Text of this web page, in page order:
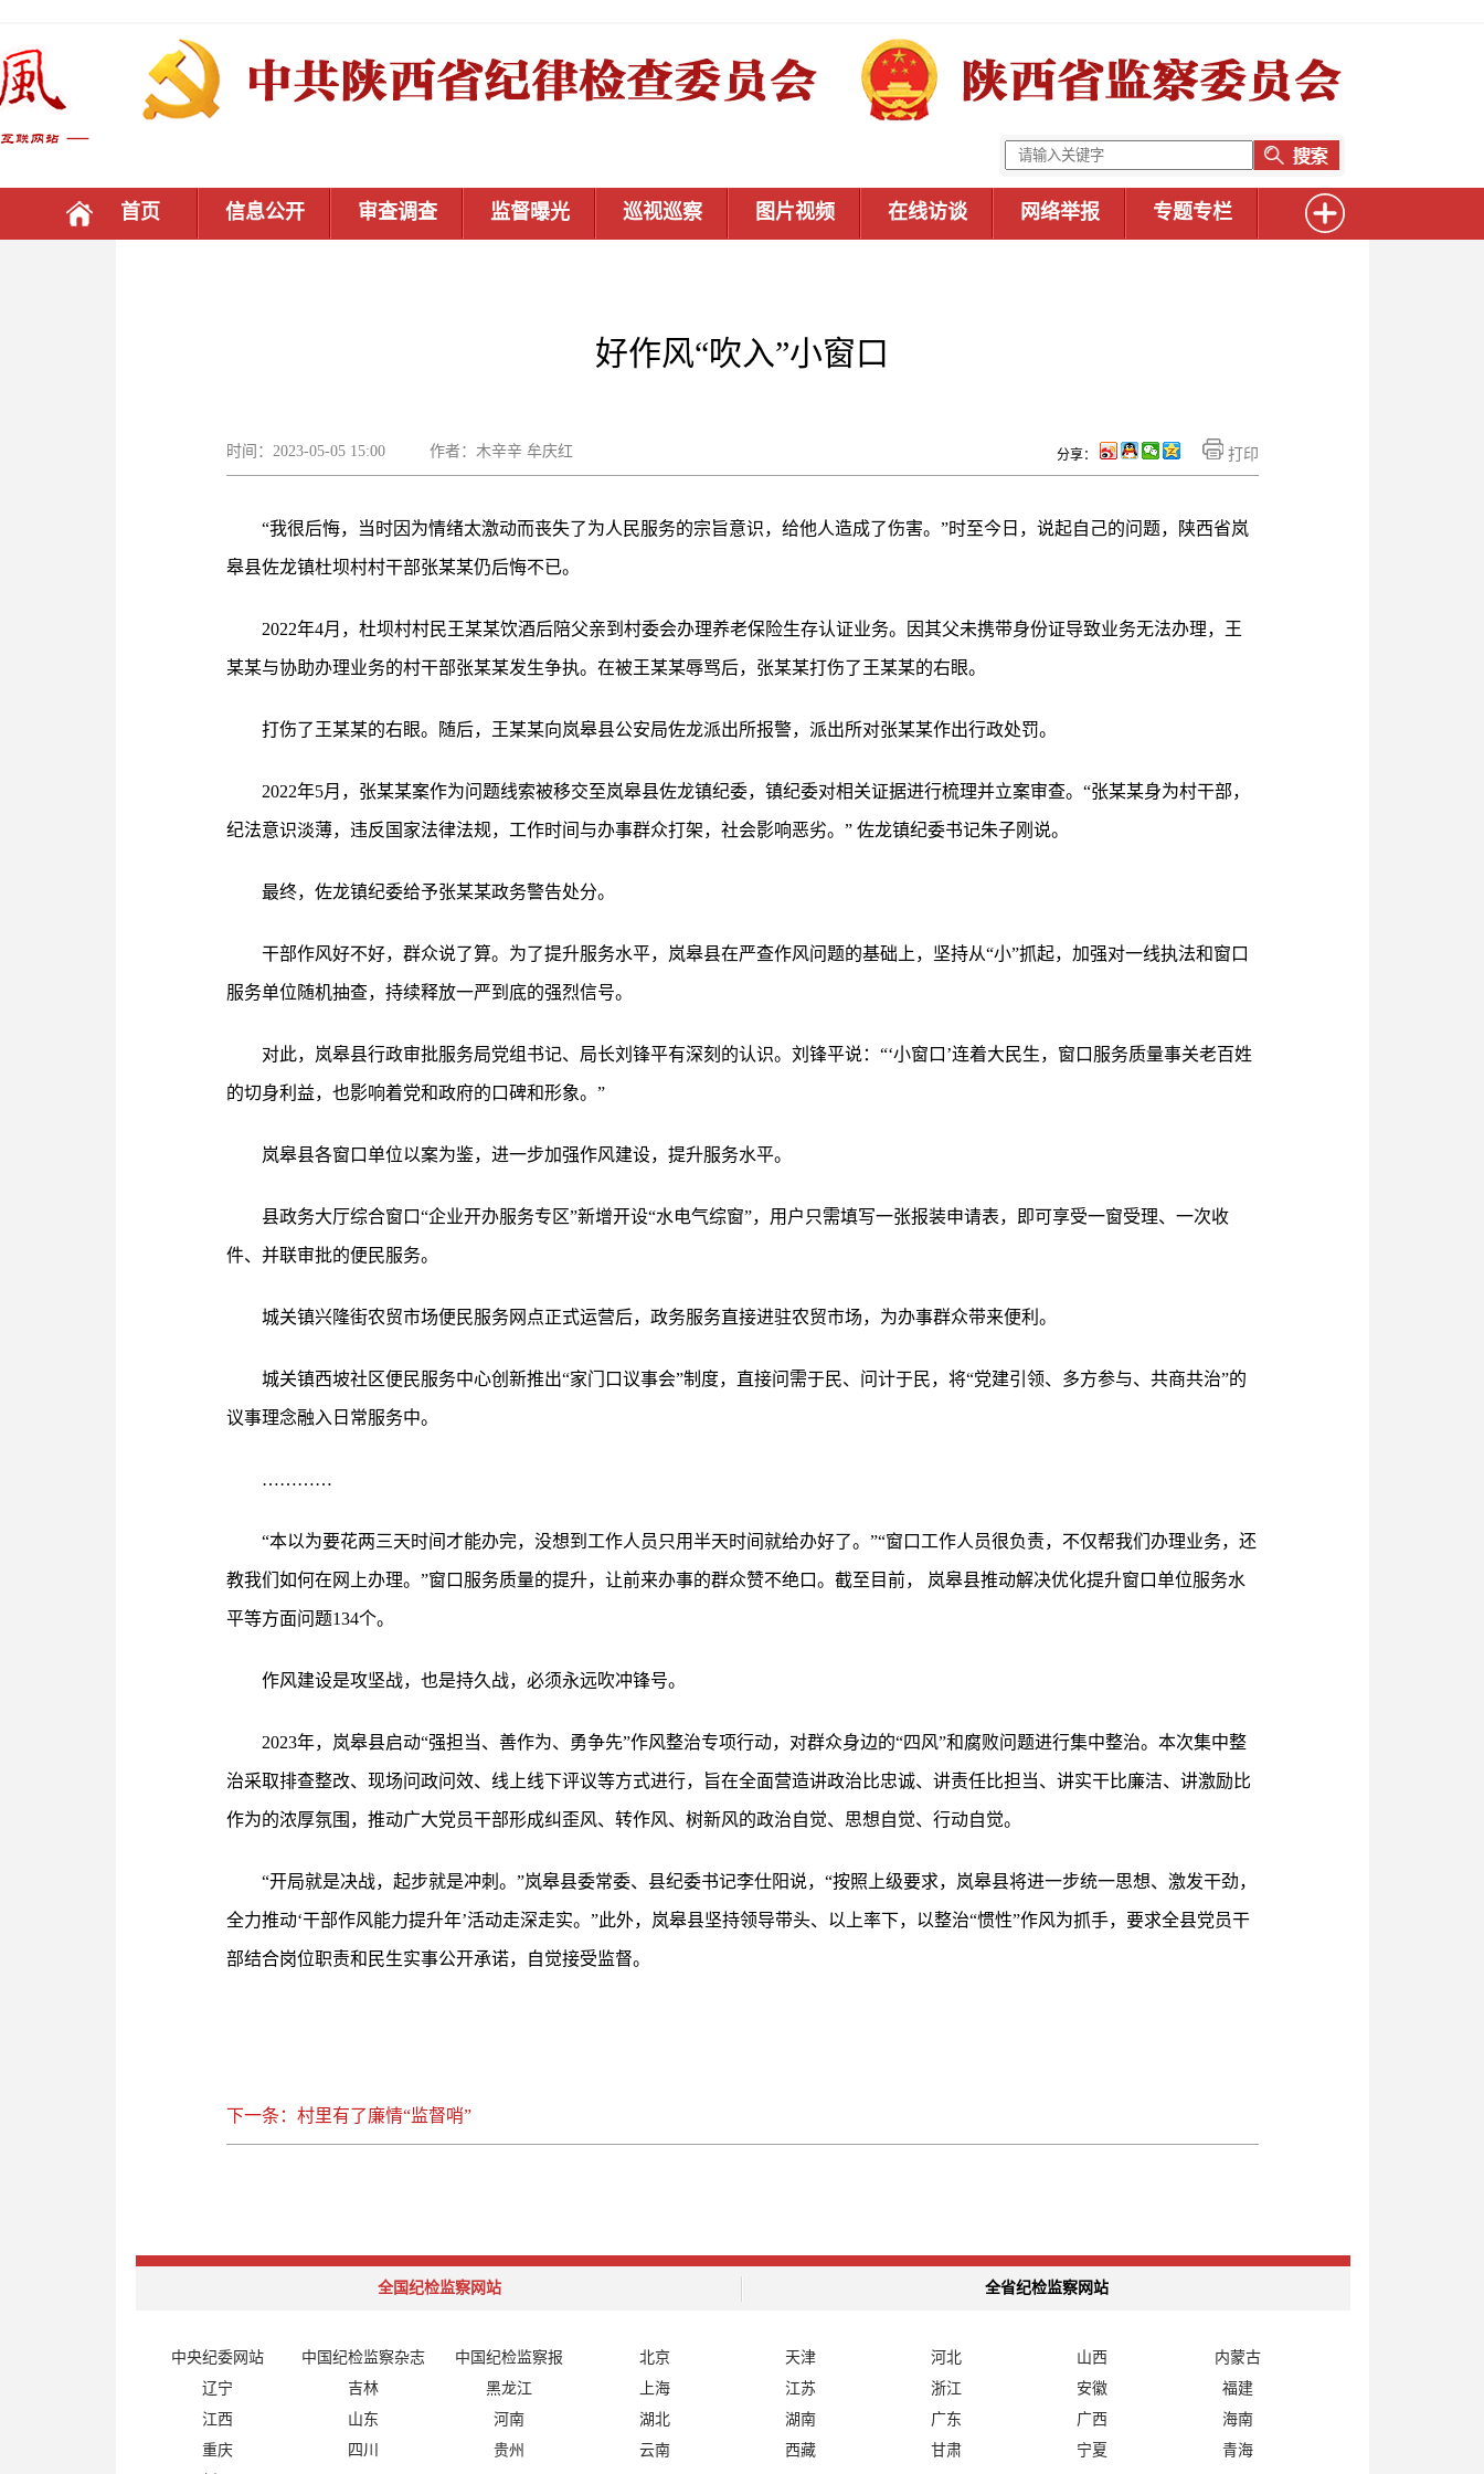
首页 信息公开 审查调查 监督曝光 巡视巡察 图片视频 在线访谈 网络举报 专题专栏
好作风“吹入”小窗口
时间：2023-05-05 15:00 作者：木辛辛 牟庆红 打印
分享：
“我很后悔，当时因为情绪太激动而丧失了为人民服务的宗旨意识，给他人造成了伤害。”时至今日，说起自己的问题，陕西省岚
皋县佐龙镇杜坝村村干部张某某仍后悔不已。
2022年4月，杜坝村村民王某某饮酒后陪父亲到村委会办理养老保险生存认证业务。因其父未携带身份证导致业务无法办理，王
某某与协助办理业务的村干部张某某发生争执。在被王某某辱骂后，张某某打伤了王某某的右眼。
打伤了王某某的右眼。随后，王某某向岚皋县公安局佐龙派出所报警，派出所对张某某作出行政处罚。
2022年5月，张某某案作为问题线索被移交至岚皋县佐龙镇纪委，镇纪委对相关证据进行梳理并立案审查。“张某某身为村干部，
纪法意识淡薄，违反国家法律法规，工作时间与办事群众打架，社会影响恶劣。” 佐龙镇纪委书记朱子刚说。
最终，佐龙镇纪委给予张某某政务警告处分。
干部作风好不好，群众说了算。为了提升服务水平，岚皋县在严查作风问题的基础上，坚持从“小”抓起，加强对一线执法和窗口
服务单位随机抽查，持续释放一严到底的强烈信号。
对此，岚皋县行政审批服务局党组书记、局长刘锋平有深刻的认识。刘锋平说：“‘小窗口’连着大民生，窗口服务质量事关老百姓
的切身利益，也影响着党和政府的口碑和形象。”
岚皋县各窗口单位以案为鉴，进一步加强作风建设，提升服务水平。
县政务大厅综合窗口“企业开办服务专区”新增开设“水电气综窗”，用户只需填写一张报装申请表，即可享受一窗受理、一次收
件、并联审批的便民服务。
城关镇兴隆街农贸市场便民服务网点正式运营后，政务服务直接进驻农贸市场，为办事群众带来便利。
城关镇西坡社区便民服务中心创新推出“家门口议事会”制度，直接问需于民、问计于民，将“党建引领、多方参与、共商共治”的
议事理念融入日常服务中。
…………
“本以为要花两三天时间才能办完，没想到工作人员只用半天时间就给办好了。”“窗口工作人员很负责，不仅帮我们办理业务，还
教我们如何在网上办理。”窗口服务质量的提升，让前来办事的群众赞不绝口。截至目前， 岚皋县推动解决优化提升窗口单位服务水
平等方面问题134个。
作风建设是攻坚战，也是持久战，必须永远吹冲锋号。
2023年，岚皋县启动“强担当、善作为、勇争先”作风整治专项行动，对群众身边的“四风”和腐败问题进行集中整治。本次集中整
治采取排查整改、现场问政问效、线上线下评议等方式进行，旨在全面营造讲政治比忠诚、讲责任比担当、讲实干比廉洁、讲激励比
作为的浓厚氛围，推动广大党员干部形成纠歪风、转作风、树新风的政治自觉、思想自觉、行动自觉。
“开局就是决战，起步就是冲刺。”岚皋县委常委、县纪委书记李仕阳说，“按照上级要求，岚皋县将进一步统一思想、激发干劲，
全力推动‘干部作风能力提升年’活动走深走实。”此外，岚皋县坚持领导带头、以上率下，以整治“惯性”作风为抓手，要求全县党员干
部结合岗位职责和民生实事公开承诺，自觉接受监督。
下一条：村里有了廉情“监督哨”
全国纪检监察网站 全省纪检监察网站
中央纪委网站 中国纪检监察杂志 中国纪检监察报 北京 天津 河北 山西
内蒙古
辽宁
吉林 黑龙江 上海 江苏 浙江 安徽
福建
江西
山东 河南 湖北 湖南 广东 广西
海南
重庆
四川 贵州 云南 西藏 甘肃 宁夏
青海